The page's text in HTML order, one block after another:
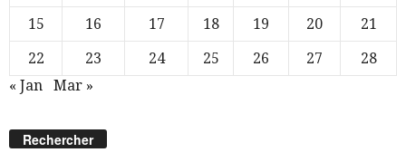
15
16 17 18 19 20
21
22
23 24 25 26 27
28
« Jan
Mar »
Rechercher